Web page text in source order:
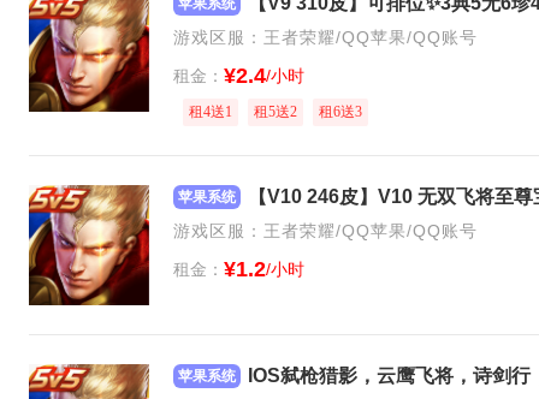
苹果系统
游戏区服：王者荣耀/QQ苹果/QQ账号
租金： ¥2.4/小时
租4送1 租5送2 租6送3
苹果系统
游戏区服：王者荣耀/QQ苹果/QQ账号
租金： ¥1.2/小时
苹果系统